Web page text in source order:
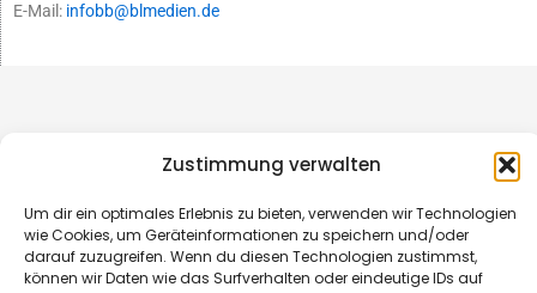
Zustimmung verwalten
Um dir ein optimales Erlebnis zu bieten, verwenden wir Technologien
wie Cookies, um Geräteinformationen zu speichern und/oder
darauf zuzugreifen. Wenn du diesen Technologien zustimmst,
können wir Daten wie das Surfverhalten oder eindeutige IDs auf
E-Mail: infobb@blmedien.de